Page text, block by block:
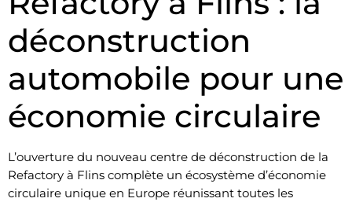
déconstruction
automobile pour une
économie circulaire
L’ouverture du nouveau centre de déconstruction de la
Refactory à Flins complète un écosystème d’économie
circulaire unique en Europe réunissant toutes les